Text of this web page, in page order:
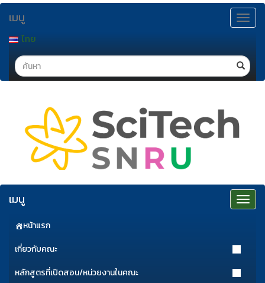
ข้าม
ไป
เนื้อหา
Toggle
เมนู
ไทย
Search
Toggle
เมนู
หน้าแรก
เกี่ยวกับคณะ
หลักสูตรที่เปิดสอน/หน่วยงานในคณะ